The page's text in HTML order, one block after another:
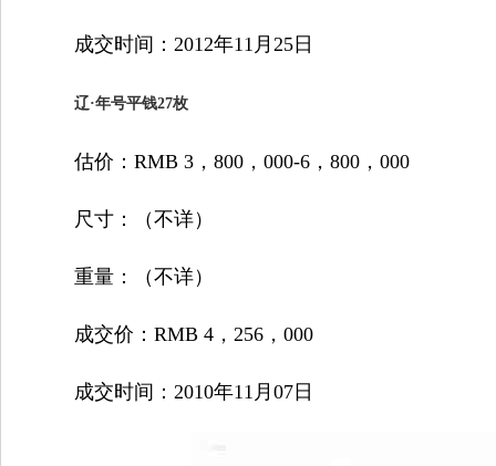
成交时间：2012年11月25日
辽·年号平钱27枚
估价：RMB 3，800，000-6，800，000
尺寸：（不详）
重量：（不详）
成交价：RMB 4，256，000
成交时间：2010年11月07日